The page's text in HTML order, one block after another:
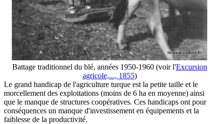
Battage traditionnel du blé, années 1950-1960 (voir l'Excursion
agricole,..., 1855)
Le grand handicap de l'agriculture turque est la petite taille et le
morcellement des exploitations (moins de 6 ha en moyenne) ainsi
que le manque de structures coopératives. Ces handicaps ont pour
conséquences un manque d'investissement en équipements et la
faiblesse de la productivité.